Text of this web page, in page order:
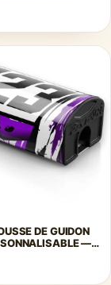
DE GUIDON
—